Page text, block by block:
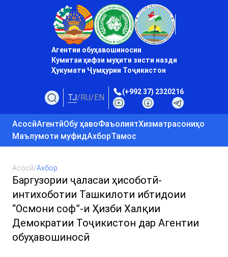
Агентии обуҳавошиносии
Кумитаи ҳифзи муҳити зисти назди
Ҳукумати Ҷумҳурии Тоҷикистон
TJ/RU/EN
(+992 37) 2320216
АсосӣАгентӣОбу ҳавоФаъолиятХизматрасониҳо
Маълумоти муфидАхборТамос
Асосӣ/Ахбор
Баргузории ҷаласаи ҳисоботӣ-
интихоботии Ташкилоти ибтидоии
“Осмони соф”-и Ҳизби Халқии
Демократии Тоҷикистон дар Агентии
обуҳавошиносӣ